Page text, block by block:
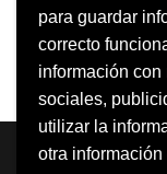
para guardar
correcto
información
sociales,
utilizar la
otra
AÑADIR AL
Neve |